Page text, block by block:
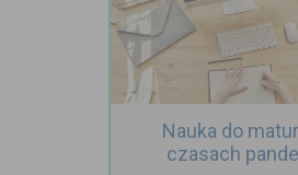
Nauka do
czasach